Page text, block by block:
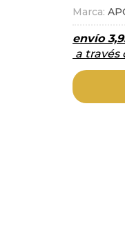
Marca:
envío
a través